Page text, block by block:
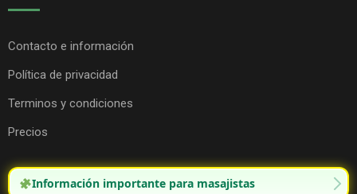
Contacto e información
Política de privacidad
Terminos y condiciones
Precios
Información importante para masajistas